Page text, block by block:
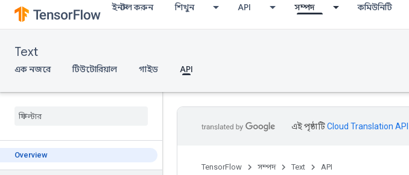
ইনস্টল করুন শিখুন API সম্পদ কমিউনিটি
Text
এক নজরে টিউটোরিয়াল গাইড API
Overview
এই পৃষ্ঠাটিCloud Translation API
TensorFlow সম্পদ Text API